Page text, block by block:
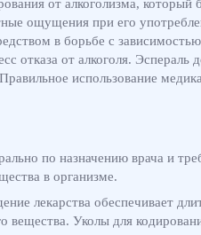
от алкоголизма,
ощущения при его
в борьбе с
отказа от алкоголя.
использование
по назначению врача и
в организме.
лекарства обеспечивает
вещества. Уколы для